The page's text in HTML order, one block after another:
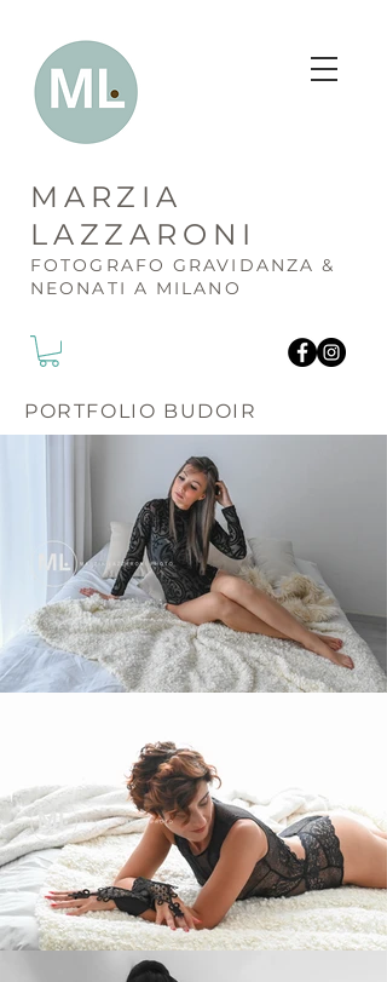
MARZIA
LAZZARONI
FOTOGRAFO GRAVIDANZA &
NEONATI A MILANO
PORTFOLIO BUDOIR